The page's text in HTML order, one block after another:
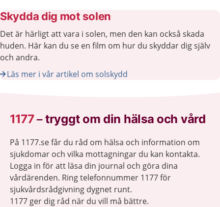
Skydda dig mot solen
Det är härligt att vara i solen, men den kan också skada
huden. Här kan du se en film om hur du skyddar dig själv
och andra.
Läs mer i vår artikel om solskydd
1177–tryggt om din hälsa och vård
På 1177.se får du råd om hälsa och information om
sjukdomar och vilka mottagningar du kan kontakta.
Logga in för att läsa din journal och göra dina
vårdärenden. Ring telefonnummer 1177 för
sjukvårdsrådgivning dygnet runt.
1177 ger dig råd när du vill må bättre.